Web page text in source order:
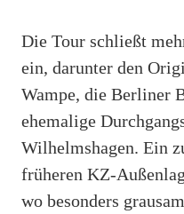
Die Tour schließt
ein, darunter den
Wampe, die Berliner
ehemalige
Wilhelmshagen. Ein
früheren KZ-
wo besonders